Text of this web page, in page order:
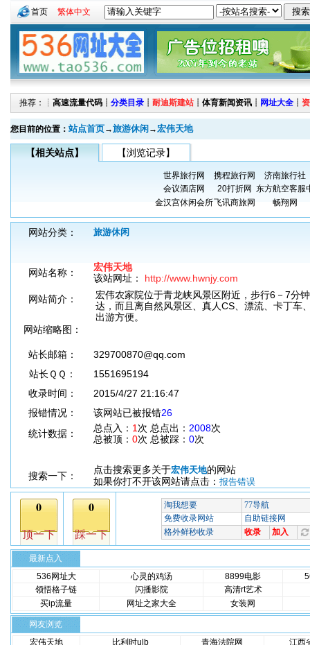
首页 繁体中文
推荐：┊ 高速流量代码 ┊ 分类目录 ┊ 耐迪斯建站 ┊ 体育新闻资讯 ┊ 网址大全 ┊
您目前的位置： 站点首页→旅游休闲 →宏伟天地
【相关站点】 【浏览记录】
世界旅行网 携程旅行网
济南旅行社
会议酒店网
20打折网 东方航空客服
金汉宫休闲会所飞讯商旅网 畅翔网
网站分类： 旅游休闲
网站名称：
宏伟天地
该站网址： http://www.hwnjy.com
网站简介：
宏伟农家院位于青龙峡风景区附近，步行6－7分
达，而且离自然风景区、真人CS、漂流、卡丁车
出游方便。
网站缩略图：
站长邮箱：
329700870@qq.com
站长ＱＱ：
1551695194
收录时间：
2015/4/27 21:16:47
报错情况：
该网站已被报错26
统计数据：
总点入： 1 次 总点出： 2008次
总被顶： 0次 总被踩： 0次
搜索一下：
点击搜索更多关于宏伟天地的网站
如果你打不开该网站请点击： 报告错误
最新点入
536网址大
心灵的鸡汤 8899电影
领悟格子链
闪播影院
高清rt艺术
买ip流量
网址之家大全 女装网
网友浏览
宏伟天地
比利时ulb 青海法院网
江西